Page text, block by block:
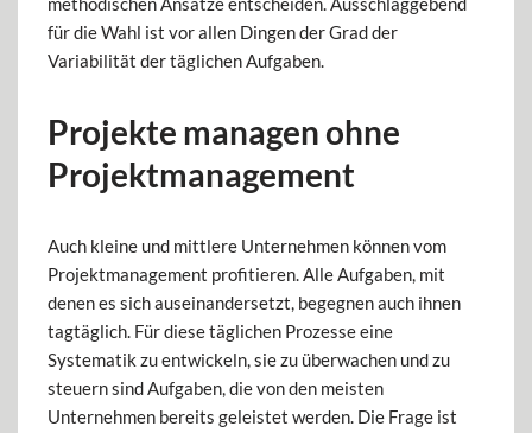
für die Wahl ist vor allen Dingen der Grad der
Variabilität der täglichen Aufgaben.
Projekte managen ohne
Projektmanagement
Auch kleine und mittlere Unternehmen können vom
Projektmanagement profitieren. Alle Aufgaben, mit
denen es sich auseinandersetzt, begegnen auch ihnen
tagtäglich. Für diese täglichen Prozesse eine
Systematik zu entwickeln, sie zu überwachen und zu
steuern sind Aufgaben, die von den meisten
Unternehmen bereits geleistet werden. Die Frage ist